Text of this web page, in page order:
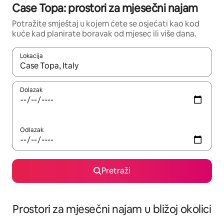
Case Topa: prostori za mjesečni najam
Potražite smještaj u kojem ćete se osjećati kao kod
kuće kad planirate boravak od mjesec ili više dana.
Lokacija
Kada budu dostupni rezultati, moći ćete ih pregledati
Dolazak
Odlazak
Pretraži
Prostori za mjesečni najam u bližoj okolici